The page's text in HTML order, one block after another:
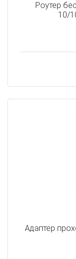
Роутер
10/
Адаптер